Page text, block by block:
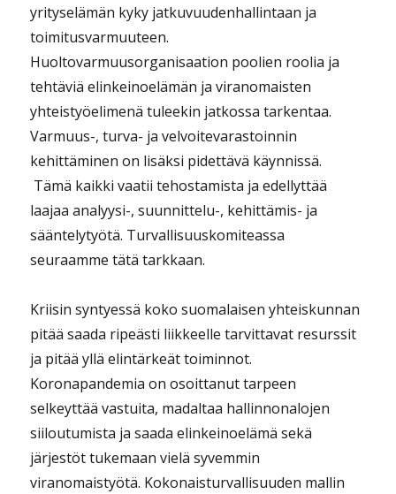
yrityselämän kyky jatkuvuudenhallintaan ja
toimitusvarmuuteen.
Huoltovarmuusorganisaation poolien roolia ja
tehtäviä elinkeinoelämän ja viranomaisten
yhteistyöelimenä tuleekin jatkossa tarkentaa.
Varmuus-, turva- ja velvoitevarastoinnin
kehittäminen on lisäksi pidettävä käynnissä.
Tämä kaikki vaatii tehostamista ja edellyttää
laajaa analyysi-, suunnittelu-, kehittämis- ja
sääntelytyötä. Turvallisuuskomiteassa
seuraamme tätä tarkkaan.
Kriisin syntyessä koko suomalaisen yhteiskunnan
pitää saada ripeästi liikkeelle tarvittavat resurssit
ja pitää yllä elintärkeät toiminnot.
Koronapandemia on osoittanut tarpeen
selkeyttää vastuita, madaltaa hallinnonalojen
siiloutumista ja saada elinkeinoelämä sekä
järjestöt tukemaan vielä syvemmin
viranomaistyötä. Kokonaisturvallisuuden mallin